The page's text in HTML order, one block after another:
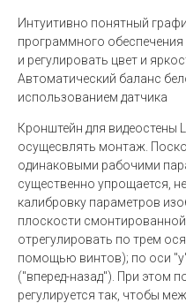
Интуитивно понятный
программного обеспечения
и регулировать цвет и
Автоматический баланс
использованием датчика
Кронштейн для видеостены
осущесвлять монтаж.
одинаковыми рабочими
существенно упрощается,
калибровку параметров
плоскости
отрегулировать по трем
помощью винтов); по оси
("вперед-назад"). При этом
регулируется так, чтобы